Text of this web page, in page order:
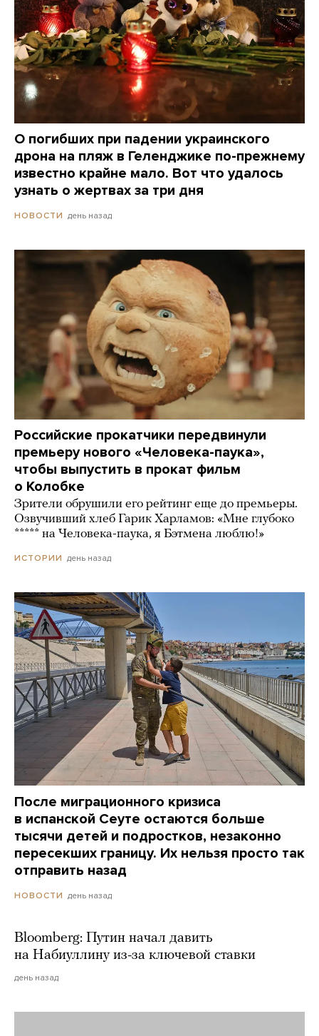
О погибших при падении украинского
дрона на пляж в Геленджике по-прежнему
известно крайне мало. Вот что удалось
узнать о жертвах за три дня
НОВОСТИ день назад
Российские прокатчики передвинули
премьеру нового «Человека-паука»,
чтобы выпустить в прокат фильм
о Колобке
Зрители обрушили его рейтинг еще до премьеры.
Озвучивший хлеб Гарик Харламов: «Мне глубоко
***** на Человека-паука, я Бэтмена люблю!»
ИСТОРИИ день назад
После миграционного кризиса
в испанской Сеуте остаются больше
тысячи детей и подростков, незаконно
пересекших границу. Их нельзя просто так
отправить назад
НОВОСТИ день назад
Bloomberg: Путин начал давить
на Набиуллину из-за ключевой ставки
день назад